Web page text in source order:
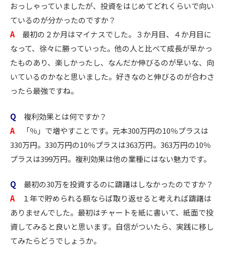
おっしゃっていましたが、投資をはじめてどれくらいで向い
ているのが分かったのですか？
A
最初の２か月はマイナスでした。３か月目、４か月目に
なって、徐々に勝っていった。他の人と比べて成長が早かっ
たものあり、楽しかったし、なんだか伸びるのが早いな、向
いているのかなと思いました。好きなのと伸びるのが合わさ
ったら最強ですね。
Q 複利効果とは何ですか？
A
「％」で増やすことです。元本300万円の10％プラスは
330万円。330万円の10％プラスは363万円。363万円の10％
プラスは399万円。複利効果は他の業種にはない魅力です。
Q 最初の30万を投資するのに躊躇はしなかったのですか？
A
１年で貯められる額ならば取り返せると考えれば躊躇は
ありませんでした。最初はチャートを紙に書いて、紙面で投
資してみると良いと思います。自信がついたら、実践に移し
てみたらどうでしょうか。